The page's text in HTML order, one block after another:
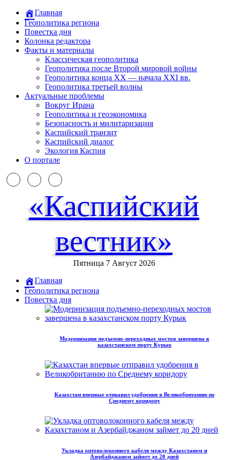
Главная
Геополитика региона
Повестка дня
Колонка редактора
Факты и материалы
Классическая геополитика
Геополитика после Второй мировой войны
Геополитика конца XX — начала XXI вв.
Геополитика третьей волны
Актуальные проблемы
Вокруг Ирана
Геополитика и геоэкономика
Безопасность и милитаризация
Каспийский транзит
Каспийский диалог
Экология Каспия
О портале
«Каспийский
вестник»
Пятница 7 Август 2026
Главная
Геополитика региона
Повестка дня
Модернизация подъемно-переходных мостов завершена в
казахстанском порту Курык
Казахстан впервые отправил удобрения в Великобританию по
Среднему коридору
Укладка оптоволоконного кабеля между Казахстаном и
Азербайджаном займет до 20 дней